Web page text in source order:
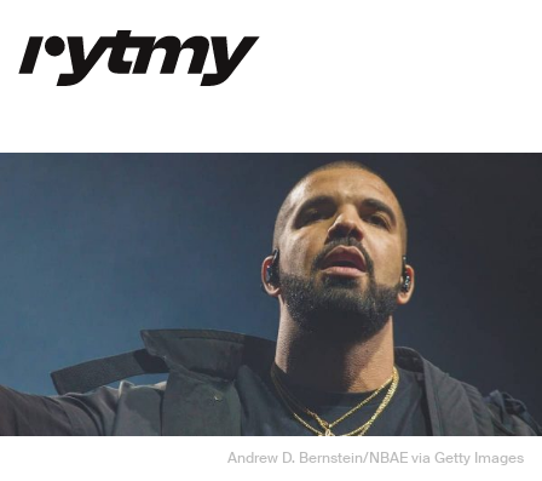
Andrew D. Bernstein/NBAE via Getty Images